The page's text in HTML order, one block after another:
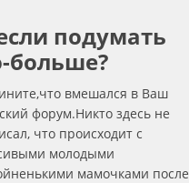
подумать
больше?
вмешался в Ваш
форум.Никто здесь не
что происходит с
молодыми
мамочками после